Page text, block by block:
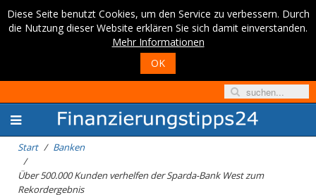
Diese Seite benutzt Cookies, um den Service zu verbessern. Durch
die Nutzung dieser Website erklären Sie sich damit einverstanden.
Mehr Informationen
OK
Start Banken
Über 500.000 Kunden verhelfen der Sparda-Bank West zum
Rekordergebnis